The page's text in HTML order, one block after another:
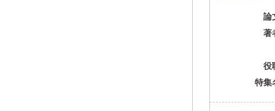
論
著
役
特集